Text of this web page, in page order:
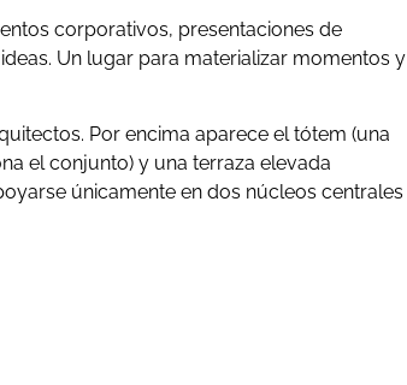
corporativos, presentaciones de
Un lugar para materializar momentos y
Por encima aparece el tótem (una
el conjunto) y una terraza elevada
únicamente en dos núcleos centrales